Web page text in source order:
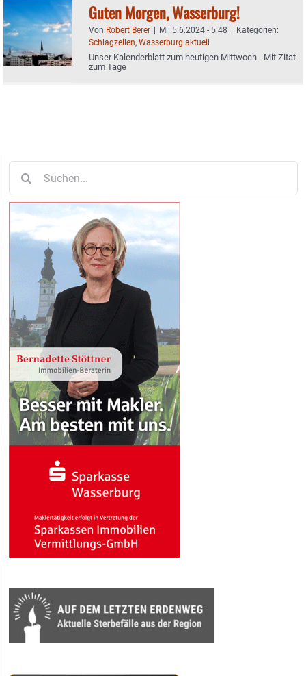
Guten Morgen, Wasserburg!
Von Robert Berer | Mi. 5.6.2024 - 5:48 | Kategorien:
Schlagzeilen, Wasserburg aktuell
Unser Kalenderblatt zum heutigen Mittwoch - Mit Zitat
zum Tage
nach: